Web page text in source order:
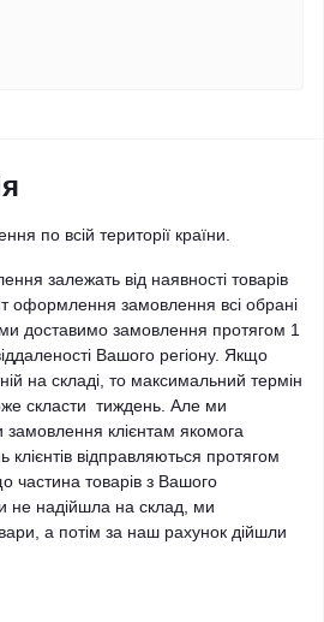
по всій території країни.
залежать від наявності товарів
оформлення замовлення всі обрані
доставимо замовлення протягом 1
Вашого регіону. Якщо
на складі, то максимальний термін
скласти тиждень. Але ми
клієнтам якомога
відправляються протягом
частина товарів з Вашого
не надійшла на склад, ми
а потім за наш рахунок дійшли